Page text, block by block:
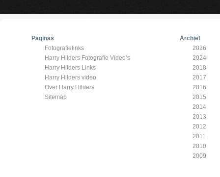
Paginas
Fotografielinks
Harry Hilders Fotografie Video’s
Harry Hilders Links
Harry Hilders video
Over Harry Hilders
Sitemap
Archief
2026
2024
2018
2017
2016
2015
2014
2013
2012
2011
2010
2009